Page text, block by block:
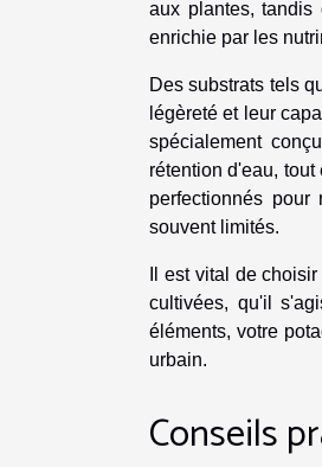
aux plantes, tandis
enrichie par les
Des substrats tels
légèreté et leur
spécialement
rétention d'eau,
perfectionnés
souvent limités.
Il est vital de
cultivées, qu'il
éléments, votre
urbain.
Conseils